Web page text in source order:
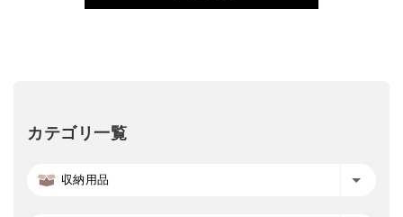
カテゴリ一覧
収納用品